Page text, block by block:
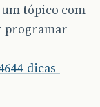
tópico com
programar
dicas-